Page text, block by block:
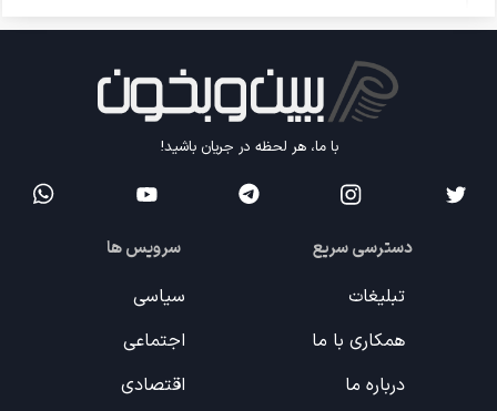
با ما، هر لحظه در جریان باشید!
دسترسی سریع
تبلیغات
همکاری با ما
درباره ما
سرویس ها
سیاسی
اجتماعی
اقتصادی